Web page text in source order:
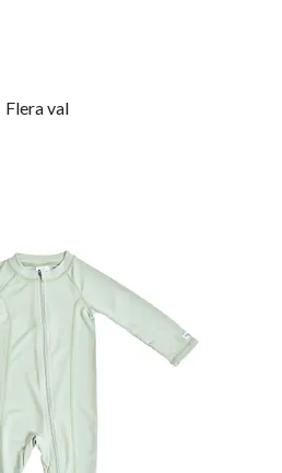
Flera val